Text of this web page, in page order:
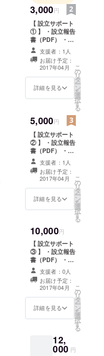
3,000円
【 設立サポート
① 】 ・設立報告
書（PDF） ・オ
リジナルステッ
カー支援者：1人
お届け予定：
2017年04月
詳細を見る
こ
の
リ
タ
ー
ン
を
選
択
す
る
5,000円
【 設立サポート
② 】 ・設立報告
書（PDF） ・オ
リジナルステッ
カー ・設立時記
者発表の映像配
支援者：1人
お届け予定：
2017年04月
詳細を見る
こ
の
リ
タ
ー
ン
を
選
択
す
る
10,000円
【 設立サポート
③ 】 ・設立報告
書（PDF） ・オ
リジナルステッ
カー ・設立時記
者発表の映像配
信 ・ホームペー
ジにてクレジッ
ト (Special
支援者：0人
お届け予定：
2017年04月
詳細を見る
こ
の
リ
タ
ー
ン
を
選
択
す
る
12,
000 円